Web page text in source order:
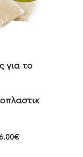
για το
€